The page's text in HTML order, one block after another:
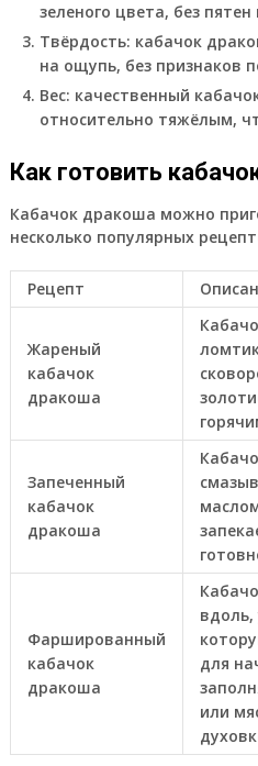
зеленого цвета, без
Твёрдость: кабачок
на ощупь, без признаков
Вес: качественный
относительно тяжёлым,
Как готовить
Кабачок дракоша можно
несколько популярных
Рецепт
Жареный
кабачок
дракоша
Запеченный
кабачок
дракоша
Фаршированный
кабачок
дракоша
вдоль,
для
или